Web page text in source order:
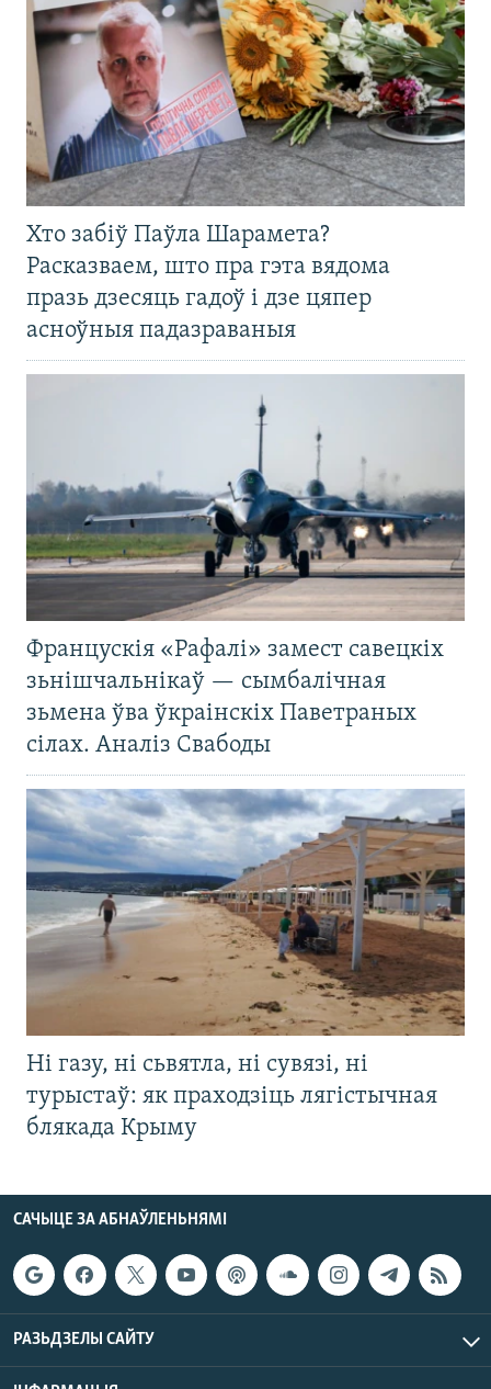
Хто забіў Паўла Шарамета?
Расказваем, што пра гэта вядома
празь дзесяць гадоў і дзе цяпер
асноўныя падазраваныя
Францускія «Рафалі» замест савецкіх
зьнішчальнікаў — сымбалічная
зьмена ўва ўкраінскіх Паветраных
сілах. Аналіз Свабоды
Ні газу, ні сьвятла, ні сувязі, ні
турыстаў: як праходзіць лягістычная
блякада Крыму
САЧЫЦЕ ЗА АБНАЎЛЕНЬНЯМІ
РАЗЬДЗЕЛЫ САЙТУ